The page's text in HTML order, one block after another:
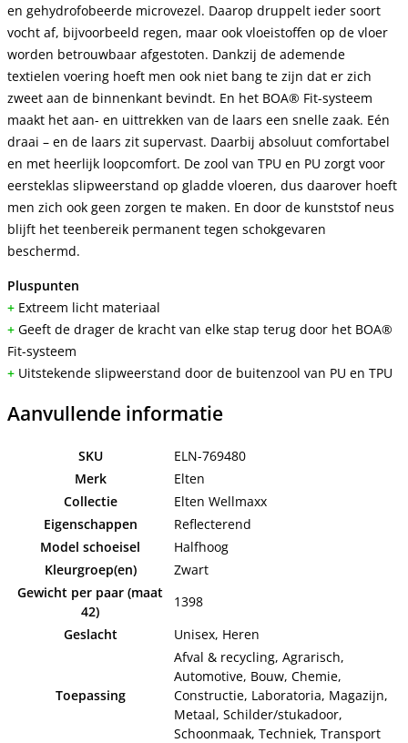
en gehydrofobeerde microvezel. Daarop druppelt ieder soort
vocht af, bijvoorbeeld regen, maar ook vloeistoffen op de vloer
worden betrouwbaar afgestoten. Dankzij de ademende
textielen voering hoeft men ook niet bang te zijn dat er zich
zweet aan de binnenkant bevindt. En het BOA® Fit-systeem
maakt het aan- en uittrekken van de laars een snelle zaak. Eén
draai – en de laars zit supervast. Daarbij absoluut comfortabel
en met heerlijk loopcomfort. De zool van TPU en PU zorgt voor
eersteklas slipweerstand op gladde vloeren, dus daarover hoeft
men zich ook geen zorgen te maken. En door de kunststof neus
blijft het teenbereik permanent tegen schokgevaren
beschermd.
Pluspunten
+ Extreem licht materiaal
+ Geeft de drager de kracht van elke stap terug door het BOA®
Fit-systeem
+ Uitstekende slipweerstand door de buitenzool van PU en TPU
Aanvullende informatie
SKU
ELN-769480
Merk
Elten
Collectie
Elten Wellmaxx
Eigenschappen
Reflecterend
Model schoeisel
Halfhoog
Kleurgroep(en)
Zwart
Gewicht per paar (maat
42)
1398
Geslacht
Unisex, Heren
Toepassing
Afval & recycling, Agrarisch,
Automotive, Bouw, Chemie,
Constructie, Laboratoria, Magazijn,
Metaal, Schilder/stukadoor,
Schoonmaak, Techniek, Transport